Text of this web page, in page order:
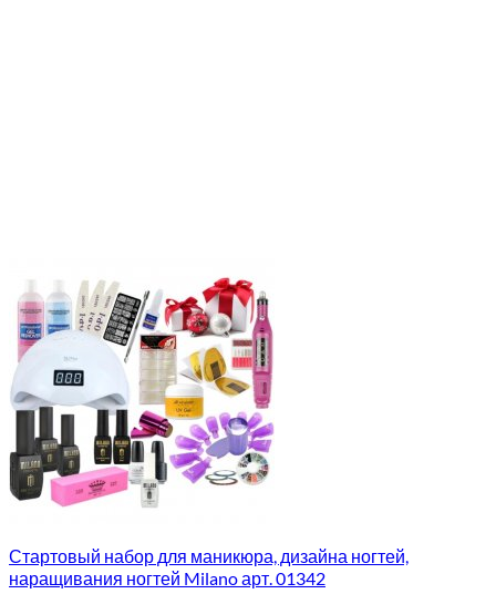
Стартовый набор для маникюра, дизайна ногтей,
наращивания ногтей Milano арт. 01342